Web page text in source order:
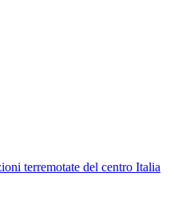
terremotate del centro Italia